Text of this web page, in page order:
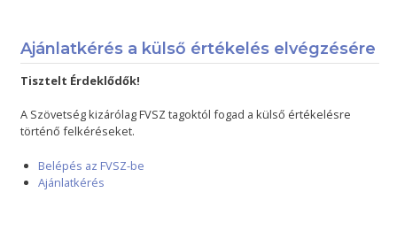
Ajánlatkérés a külső értékelés elvégzésére
Tisztelt Érdeklődők!
A Szövetség kizárólag FVSZ tagoktól fogad a külső értékelésre
történő felkéréseket.
Belépés az FVSZ-be
Ajánlatkérés